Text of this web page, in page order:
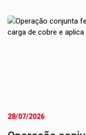
28/07/2026